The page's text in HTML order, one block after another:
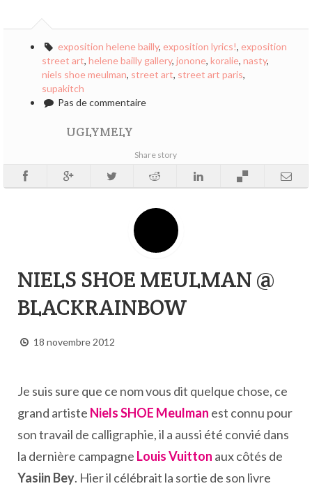
exposition helene bailly, exposition lyrics!, exposition
street art, helene bailly gallery, jonone, koralie, nasty,
niels shoe meulman, street art, street art paris,
supakitch
Pas de commentaire
UGLYMELY
Share story
NIELS SHOE MEULMAN @
BLACKRAINBOW
18 novembre 2012
Je suis sure que ce nom vous dit quelque chose, ce
grand artiste Niels SHOE Meulman est connu pour
son travail de calligraphie, il a aussi été convié dans
la dernière campagne Louis Vuitton aux côtés de
Yasiin Bey. Hier il célébrait la sortie de son livre